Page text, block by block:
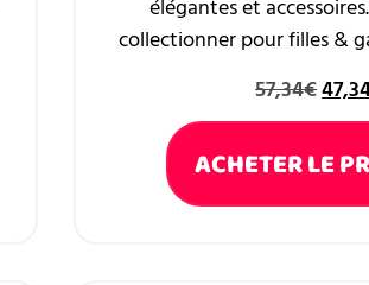
élégantes et
collectionner pour filles &
57,34€
ACHETER LE